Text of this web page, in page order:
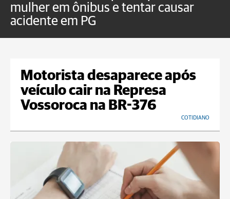
mulher em ônibus e tentar causar
acidente em PG
Motorista desaparece após
veículo cair na Represa
Vossoroca na BR-376
COTIDIANO